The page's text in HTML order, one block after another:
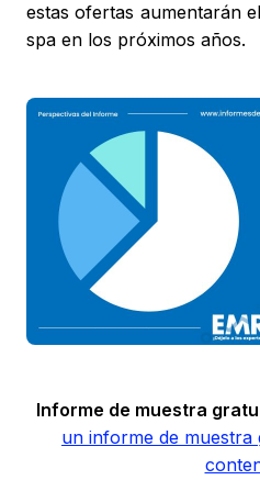
estas ofertas aumentarán
spa en los próximos años.
Informe de muestra
un informe de